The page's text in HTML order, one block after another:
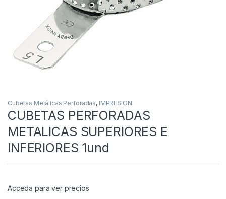
Cubetas Metálicas Perforadas, IMPRESION
CUBETAS PERFORADAS
METALICAS SUPERIORES E
INFERIORES 1und
Acceda para ver precios